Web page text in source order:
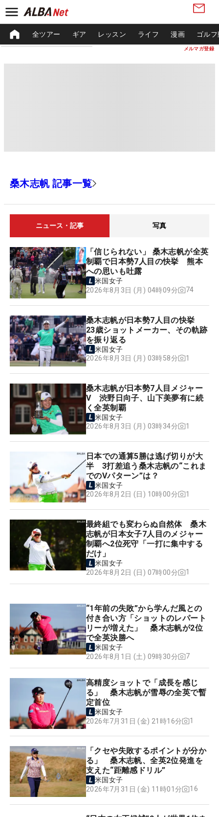
メルマガ登録
全ツアー ギア レッスン ライフ 漫画 ゴル
桑木志帆 記事一覧
ニュース・記事 写真
「信じられない」 桑木志帆が全英
制覇で日本勢7人目の快挙 熊本
への思いも吐露
米国女子
2026年8月3日 (月) 04時09分
74
桑木志帆が日本勢7人目の快挙
23歳ショットメーカー、その軌跡
を振り返る
米国女子
2026年8月3日 (月) 03時58分
1
桑木志帆が日本勢7人目メジャー
V 渋野日向子、山下美夢有に続
く全英制覇
米国女子
2026年8月3日 (月) 03時34分
1
日本での通算5勝は逃げ切りが大
半 3打差追う桑木志帆の“これま
でのVパターン”は？
米国女子
2026年8月2日 (日) 10時00分
1
最終組でも変わらぬ自然体 桑木
志帆が日本女子7人目のメジャー
制覇へ2位死守「一打に集中する
だけ」
米国女子
2026年8月2日 (日) 07時00分
1
“1年前の失敗”から学んだ風との
付き合い方「ショットのレパート
リーが増えた」 桑木志帆が2位
で全英決勝へ
米国女子
2026年8月1日 (土) 09時30分
7
高精度ショットで「成長を感じ
る」 桑木志帆が雪辱の全英で暫
定首位
米国女子
2026年7月31日 (金) 21時16分
1
「クセや失敗するポイントが分か
る」 桑木志帆、全英2位発進を
支えた“距離感ドリル”
米国女子
2026年7月31日 (金) 11時01分
16